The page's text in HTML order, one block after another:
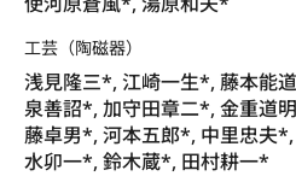
工芸（陶磁器）
浅見隆三*, 江崎一生*, 藤本能
泉善詔*, 加守田章二*, 金重道
藤卓男*, 河本五郎*, 中里忠夫
水卯一*, 鈴木蔵*, 田村耕一*